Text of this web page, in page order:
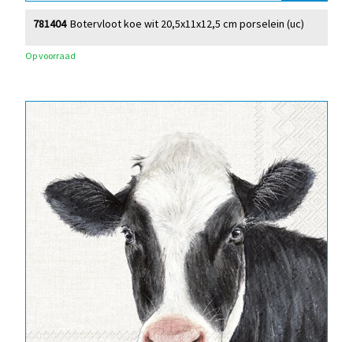
Botervloot koe wit 20,5x11x12,5 cm porselein (uc)
781404
Op voorraad